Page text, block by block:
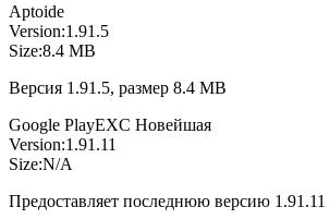
Aptoide
Version:1.91.5
Size:8.4 MB
Версия 1.91.5, размер 8.4 MB
Google PlayEXC Новейшая
Version:1.91.11
Size:N/A
Предоставляет последнюю версию 1.91.11